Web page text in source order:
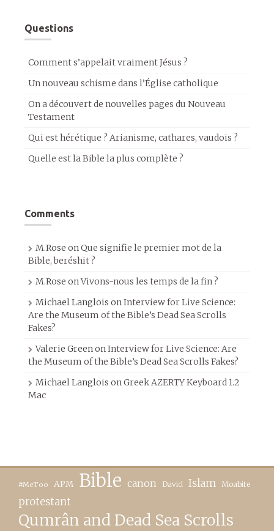
Questions
Comment s’appelait vraiment Jésus ?
Un nouveau schisme dans l’Église catholique
On a découvert de nouvelles pages du Nouveau
Testament
Qui est hérétique ? Arianisme, cathares, vaudois ?
Quelle est la Bible la plus complète ?
Comments
M.Rose onQue signifie le premier mot de la
Bible, beréshit ?
M.Rose onVivons-nous les temps de la fin ?
Michael Langlois onInterview for Live Science:
Are the Museum of the Bible’s Dead Sea Scrolls
Fakes?
Valerie GreenonInterview for Live Science: Are
the Museum of the Bible’s Dead Sea Scrolls Fakes?
Michael Langlois onGreek AZERTY Keyboard 1.2
Mac
#MeToo APM Bible canon David Islam Moabite
protestant
Qumrân and Dead Sea Scrolls